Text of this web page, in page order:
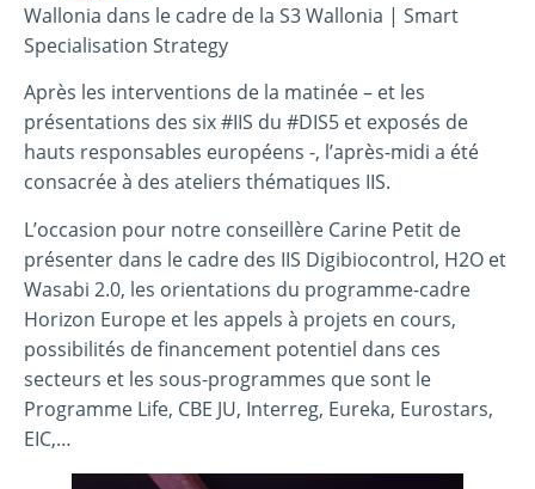
Wallonia dans le cadre de la S3 Wallonia | Smart
Specialisation Strategy
Après les interventions de la matinée – et les
présentations des six #IIS du #DIS5 et exposés de
hauts responsables européens -, l’après-midi a été
consacrée à des ateliers thématiques IIS.
L’occasion pour notre conseillère Carine Petit de
présenter dans le cadre des IIS Digibiocontrol, H2O et
Wasabi 2.0, les orientations du programme-cadre
Horizon Europe et les appels à projets en cours,
possibilités de financement potentiel dans ces
secteurs et les sous-programmes que sont le
Programme Life, CBE JU, Interreg, Eureka, Eurostars,
EIC,…